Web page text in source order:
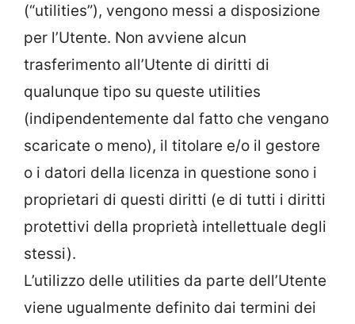
(“utilities”), vengono messi a disposizione
per l’Utente. Non avviene alcun
trasferimento all’Utente di diritti di
qualunque tipo su queste utilities
(indipendentemente dal fatto che vengano
scaricate o meno), il titolare e/o il gestore
o i datori della licenza in questione sono i
proprietari di questi diritti (e di tutti i diritti
protettivi della proprietà intellettuale degli
stessi).
L’utilizzo delle utilities da parte dell’Utente
viene ugualmente definito dai termini dei